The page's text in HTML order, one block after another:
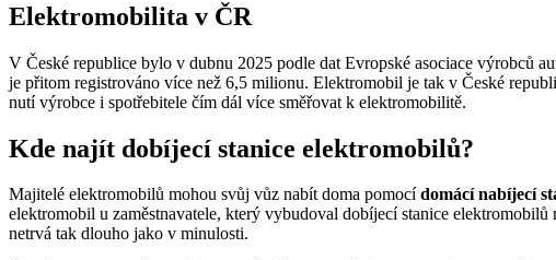
Elektromobilita v ČR
V České republice bylo v dubnu 2025 podle dat Evropské asociace výrobců
je přitom registrováno více než 6,5 milionu. Elektromobil je tak v České
nutí výrobce i spotřebitele čím dál více směřovat k elektromobilitě.
Kde najít dobíjecí stanice elektromobilů?
Majitelé elektromobilů mohou svůj vůz nabít doma pomocídomácí nabíjecí
elektromobil u zaměstnavatele, který vybudoval dobíjecí stanice
netrvá tak dlouho jako v minulosti.